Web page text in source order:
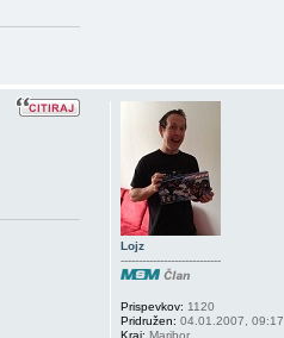
Lojz
----------------------------
Prispevkov: 1120
Pridružen: 04.01.2007, 09:17
Kraj: Maribor